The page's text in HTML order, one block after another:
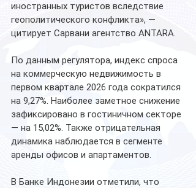
иностранных туристов вследствие
геополитического конфликта», —
цитирует Сарвани агентство ANTARA.
По данным регулятора, индекс спроса
на коммерческую недвижимость в
первом квартале 2026 года сократился
на 9,27%. Наиболее заметное снижение
зафиксировано в гостиничном секторе
— на 15,02%. Также отрицательная
динамика наблюдается в сегменте
аренды офисов и апартаментов.
В Банке Индонезии отметили, что